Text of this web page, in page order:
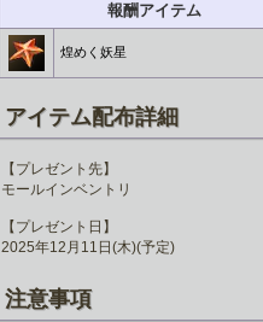
報酬アイテム
煌めく妖星
アイテム配布詳細
【プレゼント先】
モールインベントリ
【プレゼント日】
2025年12月11日(木)(予定)
注意事項